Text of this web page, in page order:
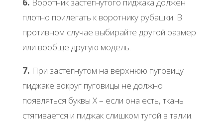
6. Воротник застегнутого пиджака должен
плотно прилегать к воротнику рубашки. В
противном случае выбирайте другой размер
или вообще другую модель.
7. При застегнутом на верхнюю пуговицу
пиджаке вокруг пуговицы не должно
появляться буквы Х – если она есть, ткань
стягивается и пиджак слишком тугой в талии.